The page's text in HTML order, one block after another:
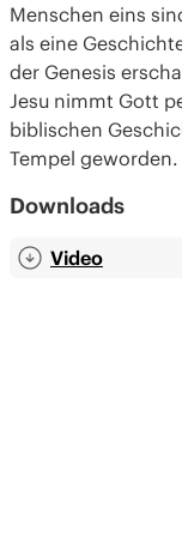
Menschen eins
als eine
der Genesis
Jesu nimmt Gott
biblischen
Tempel geworden.
Downloads
Video